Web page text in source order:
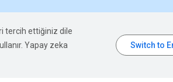
tercih ettiğiniz dile
Yapay zeka